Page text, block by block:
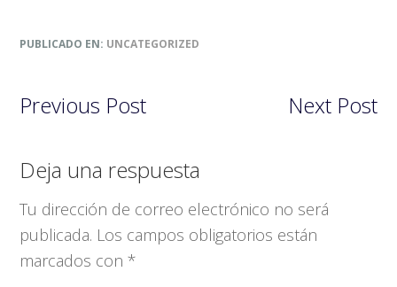
PUBLICADO EN: UNCATEGORIZED
Previous Post Next Post
Interacciones
con
los
lectores
Deja una respuesta
Tu dirección de correo electrónico no será
publicada. Los campos obligatorios están
marcados con*